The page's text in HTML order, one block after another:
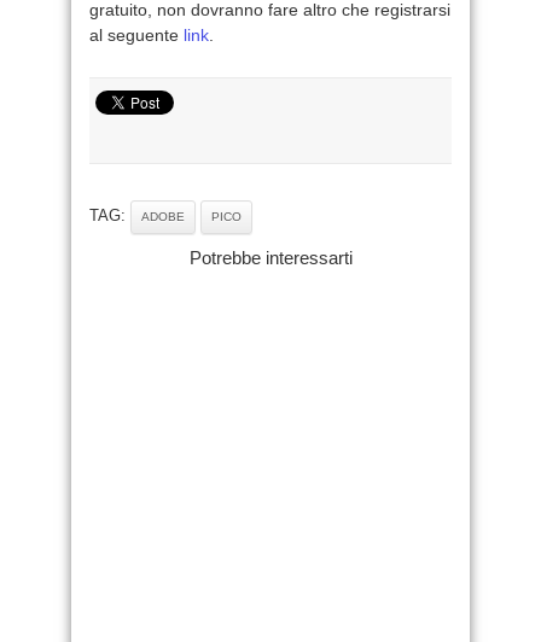
gratuito, non dovranno fare altro che registrarsi
al seguente link
TAG: ADOBE PICO
Potrebbe interessarti